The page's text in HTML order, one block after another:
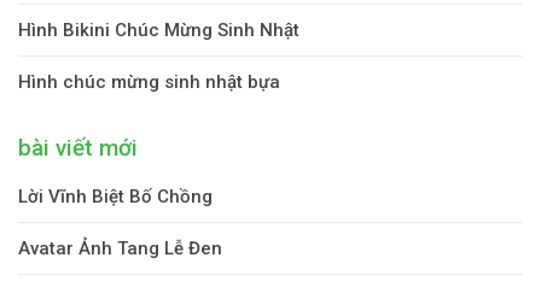
Hình Bikini Chúc Mừng Sinh Nhật
Hình chúc mừng sinh nhật bựa
bài viết mới
Lời Vĩnh Biệt Bố Chồng
Avatar Ảnh Tang Lễ Đen